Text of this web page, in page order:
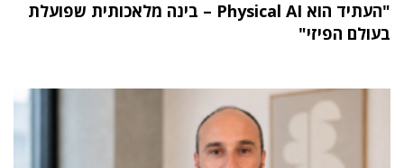
"העתיד הוא Physical AI – בינה מלאכותית שפועלת
בעולם הפיזי"